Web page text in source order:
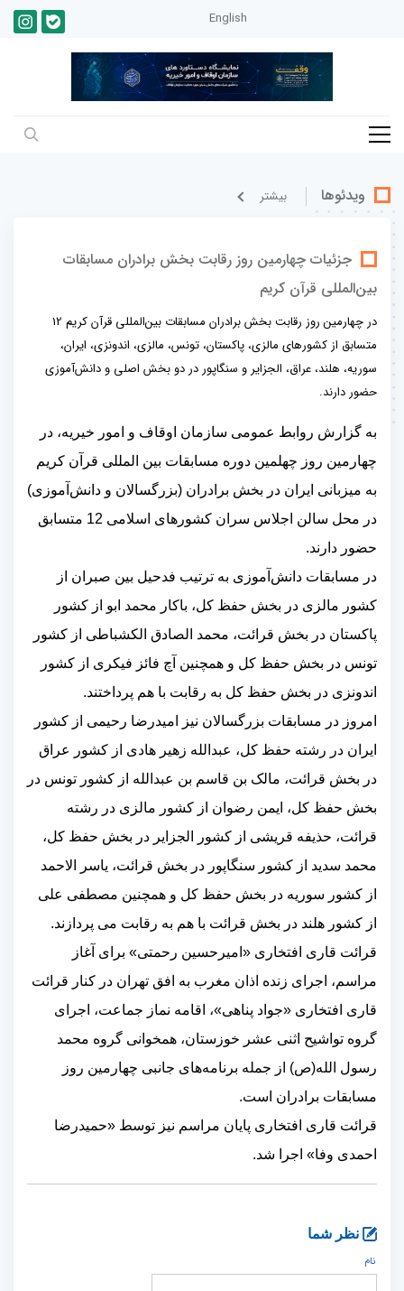
English
ویدئوها بيشتر
جزئیات چهارمین روز رقابت بخش برادران مسابقات
بین‌المللی قرآن کریم
در چهارمین روز رقابت بخش برادران مسابقات بین‌المللی قرآن کریم 12
متسابق از کشورهای مالزی، پاکستان، تونس، مالزی، اندونزی، ایران،
سوریه، هلند، عراق، الجزایر و سنگاپور در دو بخش اصلی و دانش‌آموزی
حضور دارند.
به گزارش روابط عمومی سازمان اوقاف و امور خیریه، در
چهارمین روز چهلمین دوره مسابقات بین المللی قرآن کریم
به میزبانی ایران در بخش برادران (بزرگسالان و دانش‌آموزی)
در محل سالن اجلاس سران کشورهای اسلامی 12 متسابق
حضور دارند.
در مسابقات دانش‌آموزی به ترتیب فدحیل بین صبران از
کشور مالزی در بخش حفظ کل، باکار محمد ابو از کشور
پاکستان در بخش قرائت، محمد الصادق الکشباطی از کشور
تونس در بخش حفظ کل و همچنین آچ فائز فیکری از کشور
اندونزی در بخش حفظ کل به رقابت با هم پرداختند.
امروز در مسابقات بزرگسالان نیز امیدرضا رحیمی از کشور
ایران در رشته حفظ کل، عبدالله زهیر هادی از کشور عراق
در بخش قرائت، مالک بن قاسم بن عبدالله از کشور تونس در
بخش حفظ کل، ایمن رضوان از کشور مالزی در رشته
قرائت، حذیفه قریشی از کشور الجزایر در بخش حفظ کل،
محمد سدید از کشور سنگاپور در بخش قرائت، یاسر الاحمد
از کشور سوریه در بخش حفظ کل و همچنین مصطفی علی
از کشور هلند در بخش قرائت با هم به رقابت می پردازند.
قرائت قاری افتخاری «امیرحسین رحمتی» برای آغاز
مراسم، اجرای زنده اذان مغرب به افق تهران در کنار قرائت
قاری افتخاری «جواد پناهی»، اقامه نماز جماعت، اجرای
گروه تواشیح اثنی عشر خوزستان، همخوانی گروه محمد
رسول الله(ص) از جمله برنامه‌های جانبی چهارمین روز
مسابقات برادران است.
قرائت قاری افتخاری پایان مراسم نیز توسط «حمیدرضا
احمدی وفا» اجرا شد.
نظر شما
نام